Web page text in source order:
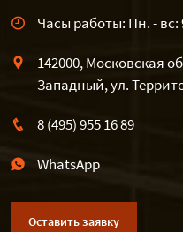
Часы работы: Пн. - вс:
142000, Московская
Западный, ул.
8 (495) 955 16 89
WhatsApp
Оставить заявку